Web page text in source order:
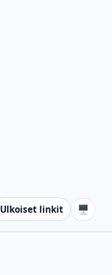
Ulkoiset linkit 🖥️